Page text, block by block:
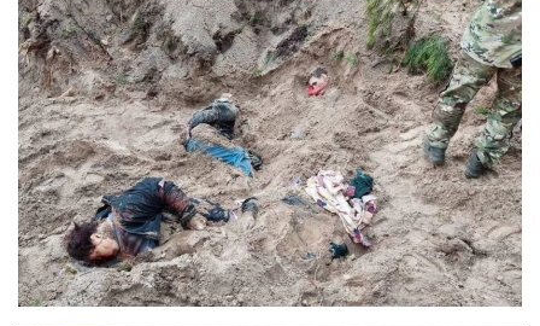
Прикарпаття
Економіка
Політика
Світ
Цікаво
Наука
Технології